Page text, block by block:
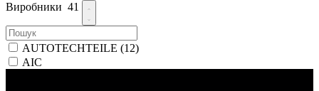
Виробники 41
AUTOTECHTEILE (12)
AIC